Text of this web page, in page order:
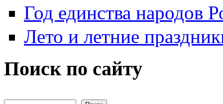
Год единства народов
Лето и летние
Поиск по сайту